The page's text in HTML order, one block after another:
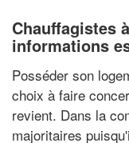
Chauffagistes
informations
Posséder son
choix à faire
revient. Dans la
majoritaires